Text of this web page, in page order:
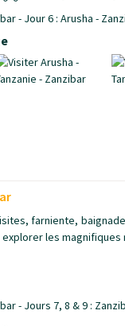
farniente,
les magnifiques